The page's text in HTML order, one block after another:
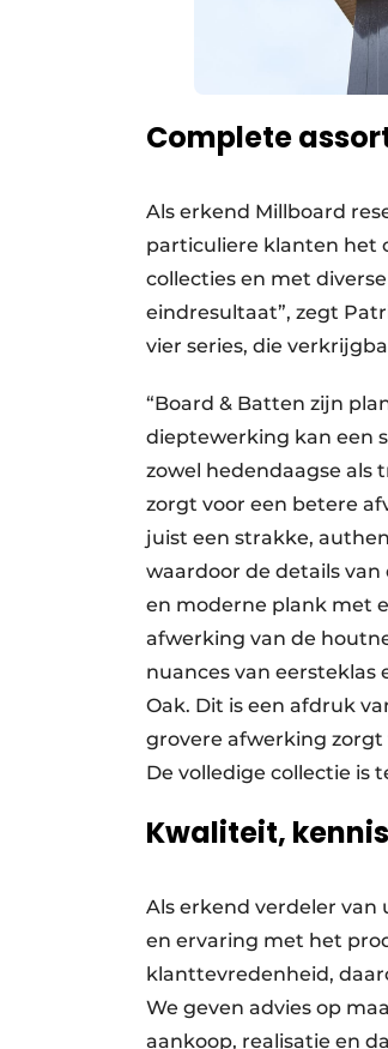
Complete
Als erkend Millboard
particuliere klanten het
collecties en met
eindresultaat”, zegt
vier series, die
“Board & Batten zijn
dieptewerking kan een
zowel hedendaagse als
zorgt voor een betere
juist een strakke,
waardoor de details
en moderne plank met
afwerking van de
nuances van
Oak. Dit is een afdruk
grovere afwerking
De volledige collectie is
Kwaliteit,
Als erkend verdeler
en ervaring met het
klanttevredenheid,
We geven advies op
aankoop, realisatie en